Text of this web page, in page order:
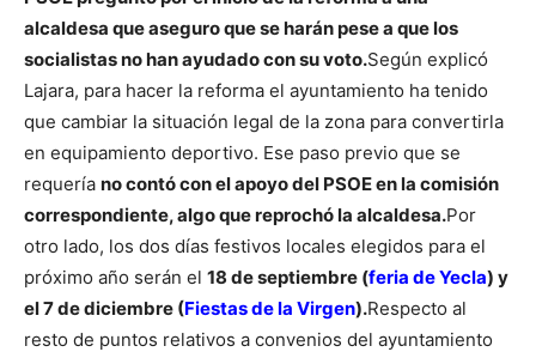
alcaldesa que aseguro que se harán pese a que los
socialistas no han ayudado con su voto.Según explicó
Lajara, para hacer la reforma el ayuntamiento ha tenido
que cambiar la situación legal de la zona para convertirla
en equipamiento deportivo. Ese paso previo que se
requería no contó con el apoyo del PSOE en la comisión
correspondiente, algo que reprochó la alcaldesa.Por
otro lado, los dos días festivos locales elegidos para el
próximo año serán el 18 de septiembre (feria de Yecla) y
el 7 de diciembre (Fiestas de la Virgen).Respecto al
resto de puntos relativos a convenios del ayuntamiento